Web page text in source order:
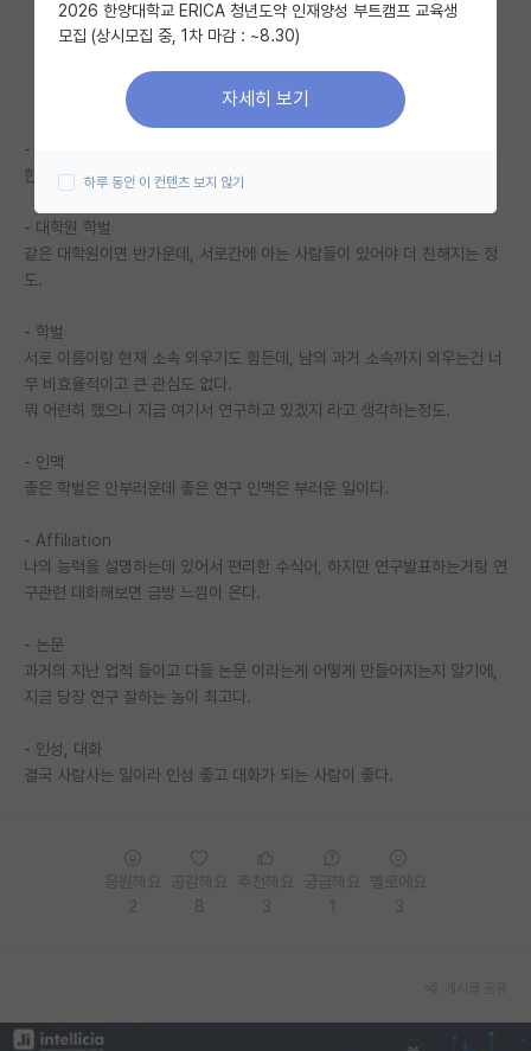
미국 유학 게시판
미국 대학원 합격 후기 게시판
대학원생 모집 게시판
연구실(PI) 홍보 게시판
석박사 채용 정보 게시판
학부 인턴 게시판
취업 게시판
임용 후기 게시판
PI 전용 게시판
인문사회 계열 게시판
특수/전문대학원 게시판
반도체/AI 게시판
장학금/장학생 게시판
홍보 게시판
재팬라운지 🌸
- 학부 학벌
한국에서 학사 학위 받았냐 미국에서 받았냐 물어보는 정도. 끝.
- 대학원 학벌
같은 대학원이면 반가운데, 서로간에 아는 사람들이 있어야 더 친해지는 정
도.
- 학벌
서로 이름이랑 현재 소속 외우기도 힘든데, 남의 과거 소속까지 외우는건 너
무 비효율적이고 큰 관심도 없다.
뭐 어련히 했으니 지금 여기서 연구하고 있겠지 라고 생각하는정도.
- 인맥
좋은 학벌은 안부러운데 좋은 연구 인맥은 부러운 일이다.
- Affiliation
나의 능력을 설명하는데 있어서 편리한 수식어, 하지만 연구발표하는거랑 연
구관련 대화해보면 금방 느낌이 온다.
- 논문
과거의 지난 업적 들이고 다들 논문 이라는게 어떻게 만들어지는지 알기에,
지금 당장 연구 잘하는 놈이 최고다.
- 인성, 대화
결국 사람사는 일이라 인성 좋고 대화가 되는 사람이 좋다.
2026 한양대학교 ERICA 청년도약 인재양성 부트캠프 교육생
모집 (상시모집 중, 1차 마감 : ~8.30)
자세히 보기
하루 동안 이 컨텐츠 보지 않기